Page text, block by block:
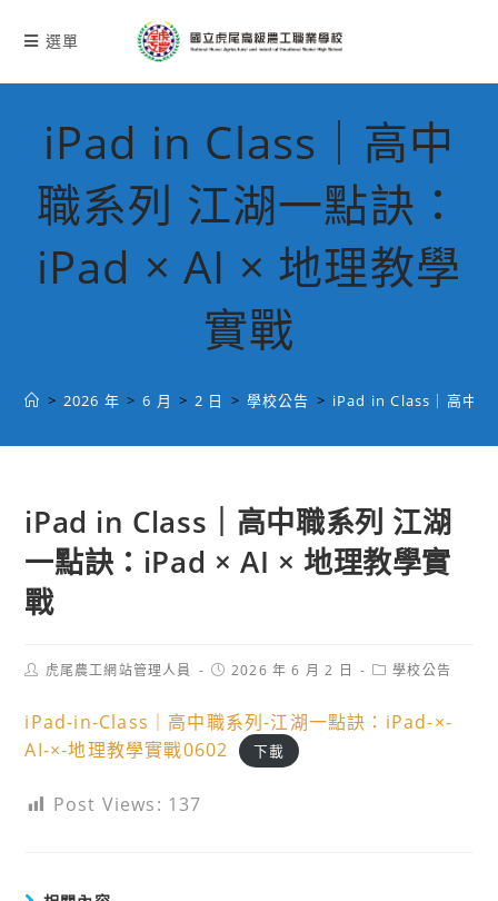
選單
iPad in Class｜高中
職系列 江湖一點訣：
iPad × AI × 地理教學
實戰
> 2026 年 > 6 月 > 2 日 > 學校公告 > iPad in Class｜高中
iPad in Class｜高中職系列 江湖
一點訣：iPad × AI × 地理教學實
戰
Post虎尾農工網站管理人員
Post2026 年 6 月 2 日
Post學校公告
iPad-in-Class｜高中職系列-江湖一點訣：iPad-×-
AI-×-地理教學實戰0602
下載
Post Views: 137